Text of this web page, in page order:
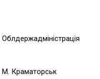
Облдержадміністрація
М. Краматорськ